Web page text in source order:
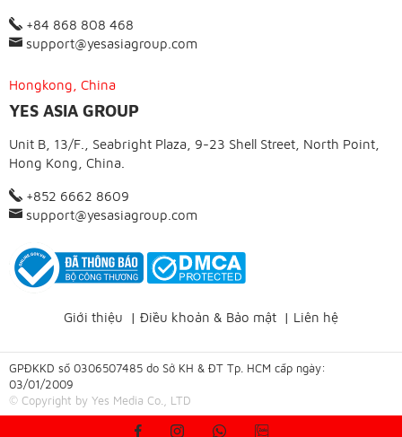
+84 868 808 468
support@yesasiagroup.com
Hongkong, China
YES ASIA GROUP
Unit B, 13/F., Seabright Plaza, 9-23 Shell Street, North Point,
Hong Kong, China.
+852 6662 8609
support@yesasiagroup.com
Giới thiệu | Điều khoản & Bảo mật | Liên hệ
GPĐKKD số 0306507485 do Sở KH & ĐT Tp. HCM cấp ngày:
03/01/2009
© Copyright by Yes Media Co., LTD